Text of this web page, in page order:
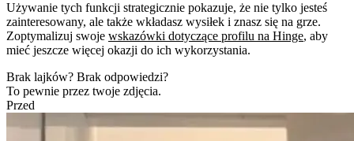
Używanie tych funkcji strategicznie pokazuje, że nie tylko jesteś
zainteresowany, ale także wkładasz wysiłek i znasz się na grze.
Zoptymalizuj swoje wskazówki dotyczące profilu na Hinge, aby
mieć jeszcze więcej okazji do ich wykorzystania.
Brak lajków? Brak odpowiedzi?
To pewnie przez twoje zdjęcia.
Przed